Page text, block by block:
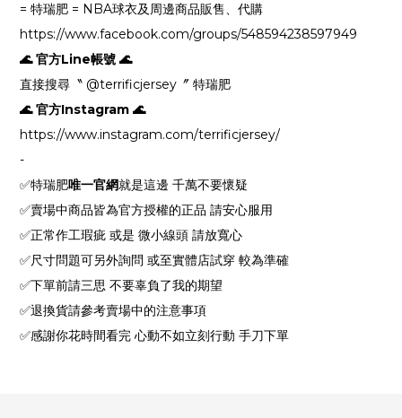
= 特瑞肥 = NBA球衣及周邊商品販售、代購
https://www.facebook.com/groups/548594238597949
🌊 官方Line帳號 🌊
直接搜尋〝 @terrificjersey〞 特瑞肥
🌊 官方Instagram 🌊
https://www.instagram.com/terrificjersey/
-
✅特瑞肥唯一官網就是這邊 千萬不要懷疑
✅賣場中商品皆為官方授權的正品 請安心服用
✅正常作工瑕疵 或是 微小線頭 請放寬心
✅尺寸問題可另外詢問 或至實體店試穿 較為準確
✅下單前請三思 不要辜負了我的期望
✅退換貨請參考賣場中的注意事項
✅感謝你花時間看完 心動不如立刻行動 手刀下單